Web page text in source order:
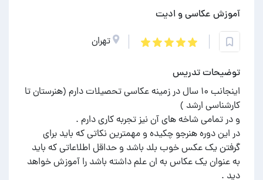
آموزش عکاسی و ادیت
تهران
توضیحات تدریس
اینجانب ۱۰ سال در زمینه عکاسی تحصیلات دارم (هنرستان تا
در این دوره هنرجو چکیده و مهمترین نکاتی که باید برای
گرفتن یک عکس خوب بلد باشد و حداقل اطلاعاتی که باید
به عنوان یک عکاس به ان علم داشته باشد را آموزش خواهد